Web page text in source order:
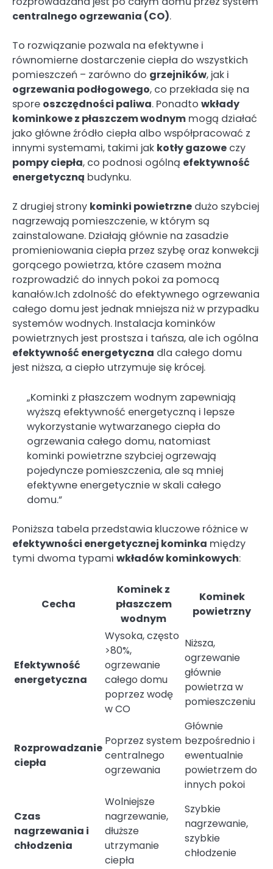
centralnego ogrzewania (CO).
To rozwiązanie pozwala na efektywne i
równomierne dostarczenie ciepła do wszystkich
pomieszczeń – zarówno do grzejników, jak i
ogrzewania podłogowego, co przekłada się na
spore oszczędności paliwa. Ponadto wkłady
kominkowe z płaszczem wodnym mogą działać
jako główne źródło ciepła albo współpracować z
innymi systemami, takimi jak kotły gazowe czy
pompy ciepła, co podnosi ogólną efektywność
energetyczną budynku.
Z drugiej strony kominki powietrzne dużo szybciej
nagrzewają pomieszczenie, w którym są
zainstalowane. Działają głównie na zasadzie
promieniowania ciepła przez szybę oraz konwekcji
gorącego powietrza, które czasem można
rozprowadzić do innych pokoi za pomocą
kanałów.Ich zdolność do efektywnego ogrzewania
całego domu jest jednak mniejsza niż w przypadku
systemów wodnych. Instalacja kominków
powietrznych jest prostsza i tańsza, ale ich ogólna
efektywność energetyczna dla całego domu
jest niższa, a ciepło utrzymuje się krócej.
„Kominki z płaszczem wodnym zapewniają
wyższą efektywność energetyczną i lepsze
wykorzystanie wytwarzanego ciepła do
ogrzewania całego domu, natomiast
kominki powietrzne szybciej ogrzewają
pojedyncze pomieszczenia, ale są mniej
efektywne energetycznie w skali całego
domu.”
Poniższa tabela przedstawia kluczowe różnice w
efektywności energetycznej kominka między
tymi dwoma typami wkładów kominkowych:
Cecha
Kominek z
płaszczem
wodnym
Kominek
powietrzny
Efektywność
energetyczna
Wysoka, często
>80%,
ogrzewanie
całego domu
poprzez wodę
w CO
Niższa,
ogrzewanie
głównie
powietrza w
pomieszczeniu
Rozprowadzanie
ciepła
Poprzez system
centralnego
ogrzewania
Głównie
bezpośrednio i
ewentualnie
powietrzem do
innych pokoi
Czas
nagrzewania i
chłodzenia
Wolniejsze
nagrzewanie,
dłuższe
utrzymanie
ciepła
Szybkie
nagrzewanie,
szybkie
chłodzenie